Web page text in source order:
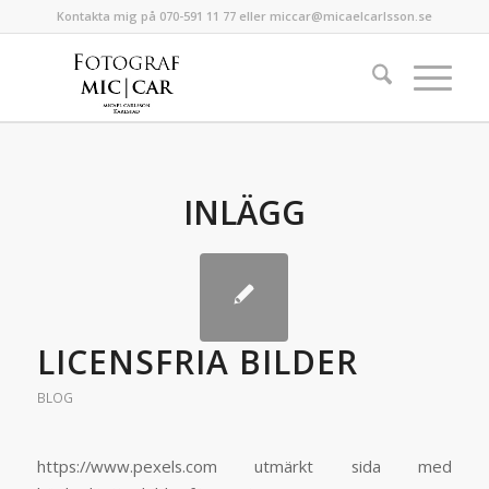
Kontakta mig på 070-591 11 77 eller miccar@micaelcarlsson.se
INLÄGG
LICENSFRIA BILDER
BLOG
https://www.pexels.com utmärkt sida med